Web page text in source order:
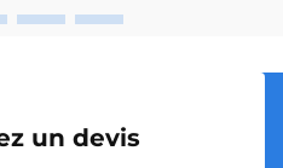
un devis